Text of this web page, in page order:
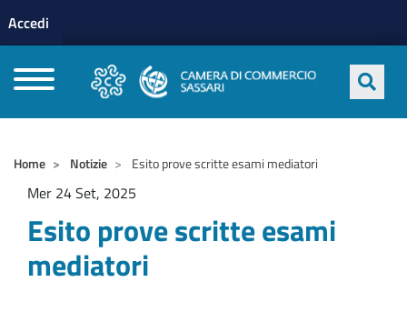
profilo utente
Accedi
Home Notizie Esito prove scritte esami mediatori
Mer 24 Set, 2025
Esito prove scritte esami
mediatori